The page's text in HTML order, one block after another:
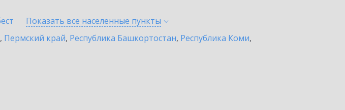
Показать все населенные пункты
, Пермский край, Республика Башкортостан, Республика Коми,